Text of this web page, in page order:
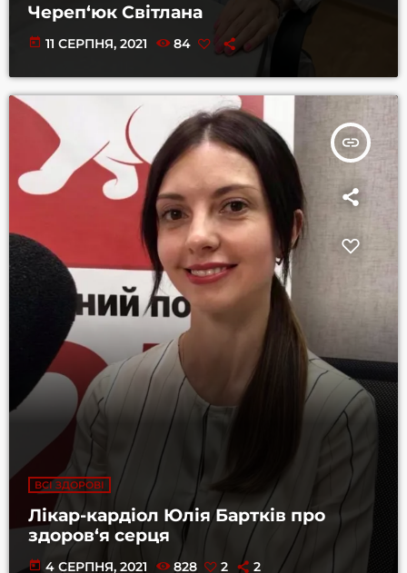
Череп‘юк Світлана
today 11 СЕРПНЯ, 2021 84
insert_link
ВСІ ЗДОРОВІ
Лікар-кардіол Юлія Бартків про
здоров‘я серця
today 4 СЕРПНЯ, 2021 828 2 2